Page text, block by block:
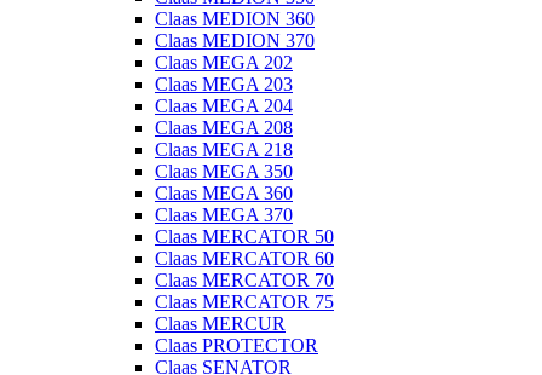
Claas MEDION 360
Claas MEDION 370
Claas MEGA 202
Claas MEGA 203
Claas MEGA 204
Claas MEGA 208
Claas MEGA 218
Claas MEGA 350
Claas MEGA 360
Claas MEGA 370
Claas MERCATOR 50
Claas MERCATOR 60
Claas MERCATOR 70
Claas MERCATOR 75
Claas MERCUR
Claas PROTECTOR
Claas SENATOR